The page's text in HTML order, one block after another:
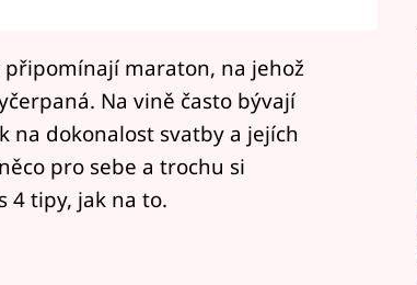
maraton, na jehož
Na vině často bývají
na dokonalost svatby a jejích
pro sebe a trochu si
4 tipy, jak na to.